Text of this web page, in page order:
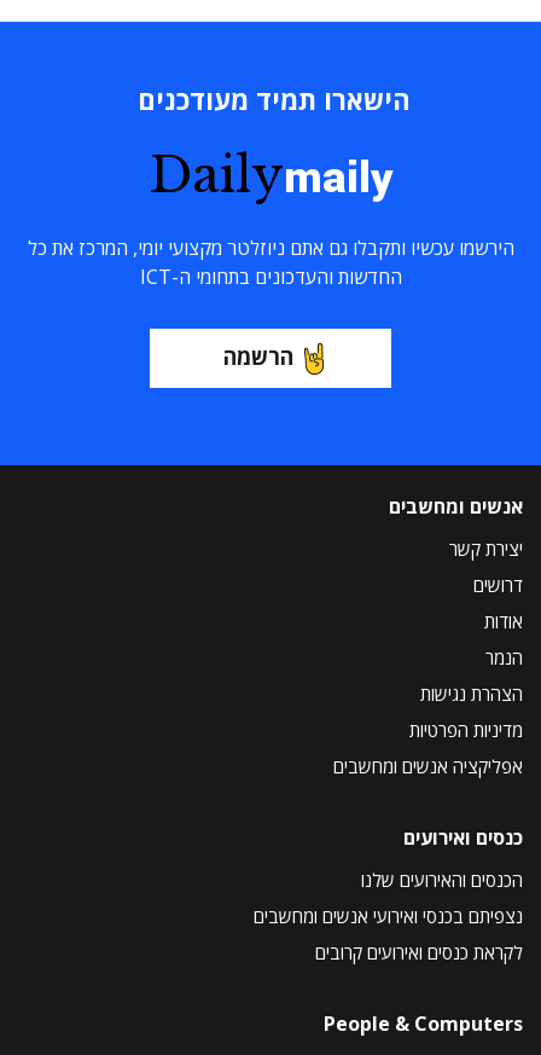
הישארו תמיד מעודכנים
Dailymaily
הירשמו עכשיו ותקבלו גם אתם ניוזלטר מקצועי יומי, המרכז את כל
החדשות והעדכונים בתחומי ה-ICT
הרשמה
אנשים ומחשבים
יצירת קשר
דרושים
אודות
הנמר
הצהרת נגישות
מדיניות הפרטיות
אפליקציה אנשים ומחשבים
כנסים ואירועים
הכנסים והאירועים שלנו
נצפיתם בכנסי ואירועי אנשים ומחשבים
לקראת כנסים ואירועים קרובים
People & Computers